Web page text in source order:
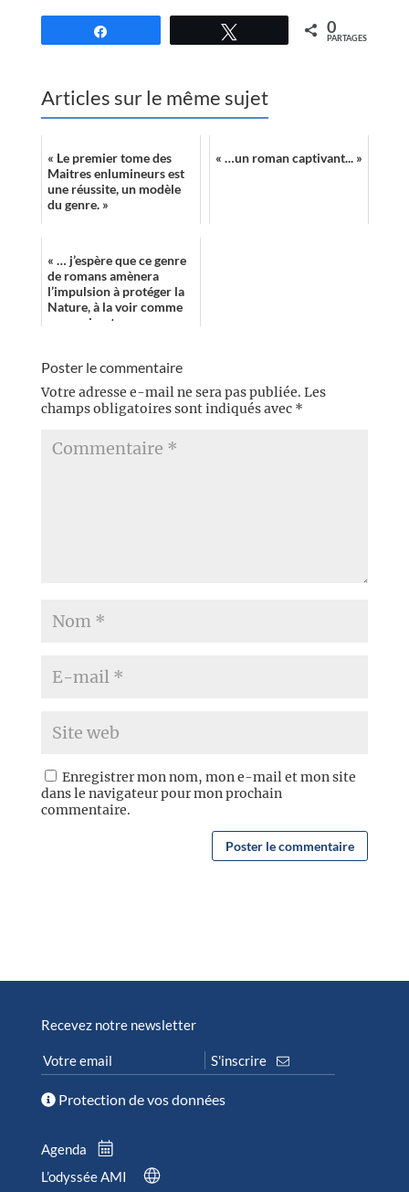
0
PARTAGES
Articles sur le même sujet
« Le premier tome des
Maitres enlumineurs est
une réussite, un modèle
du genre. »
« …un roman captivant... »
« … j’espère que ce genre
de romans amènera
l’impulsion à protéger la
Nature, à la voir comme
une amie, et non une
Poster le commentaire
Votre adresse e-mail ne sera pas publiée. Les
champs obligatoires sont indiqués avec *
Enregistrer mon nom, mon e-mail et mon site
dans le navigateur pour mon prochain
commentaire.
Recevez notre newsletter
Protection de vos données
Agenda
L’odyssée AMI